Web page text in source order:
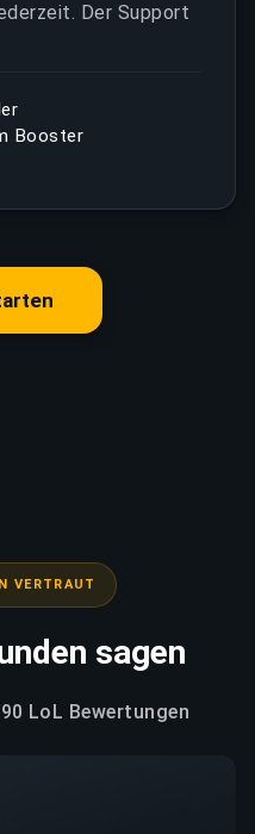
Der Support
Booster
VERTRAUT
sagen
LoL Bewertungen